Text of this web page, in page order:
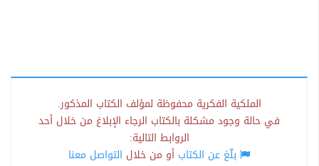
الملكية الفكرية محفوظة لمؤلف الكتاب المذكور.
في حالة وجود مشكلة بالكتاب الرجاء الإبلاغ من خلال أحد
الروابط التالية:
بلّغ عن الكتاب أو من خلال التواصل معنا